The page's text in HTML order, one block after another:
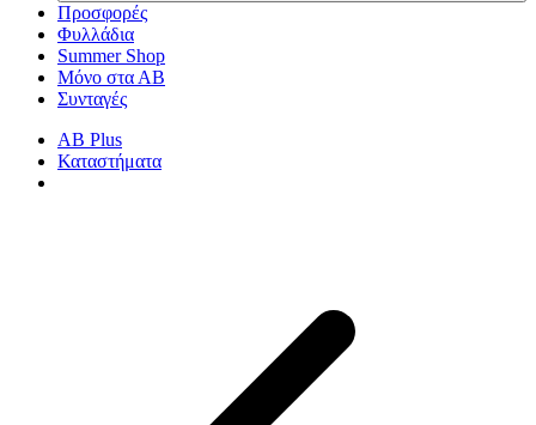
Προσφορές
Φυλλάδια
Summer Shop
Μόνο στα ΑΒ
Συνταγές
AB Plus
Καταστήματα